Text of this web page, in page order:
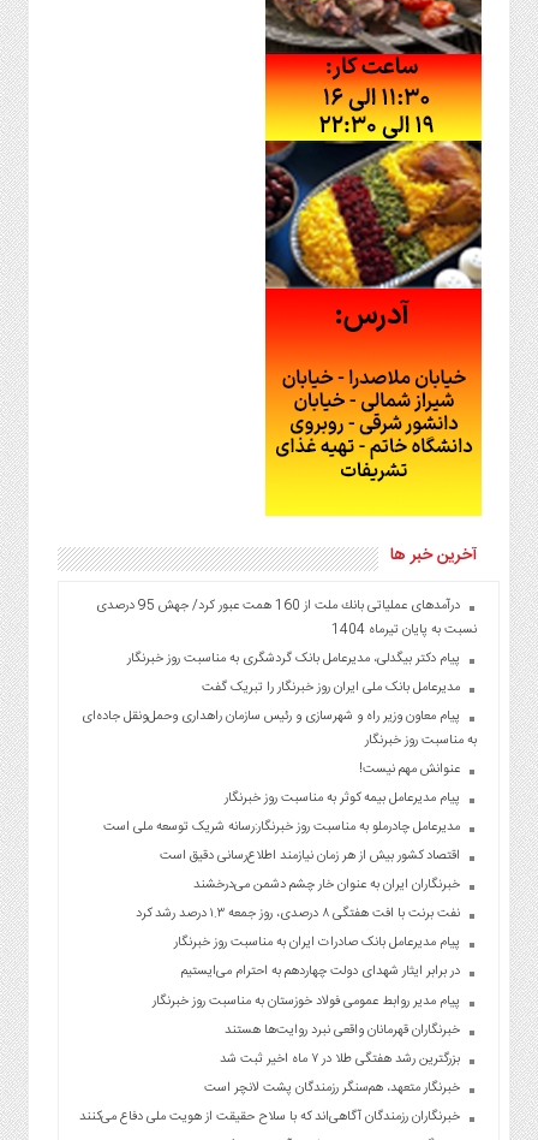
آخرین خبر ها
درآمدهای عملیاتی بانك ملت از 160 همت عبور كرد/ جهش 95 درصدی
نسبت به پایان تیرماه 1404
پیام دکتر بیگدلی، مدیرعامل بانک گردشگری به مناسبت روز خبرنگار
مدیرعامل بانک ملی ایران روز خبرنگار را تبریک گفت
پیام معاون وزیر راه و شهرسازی و رئیس سازمان راهداری وحمل‌ونقل جاده‌ای
به مناسبت روز خبرنگار
عنوانش مهم نیست!
پیام مدیرعامل بیمه کوثر به مناسبت روز خبرنگار
مدیرعامل چادرملو به مناسبت روز خبرنگار:رسانه شریک توسعه ملی است
اقتصاد کشور بیش از هر زمان نیازمند اطلاع‌رسانی دقیق است
خبرنگاران ایران به عنوان خار چشم دشمن می‌درخشند
نفت برنت با افت هفتگی ۸ درصدی، روز جمعه ۱.۳ درصد رشد کرد
پیام مدیرعامل بانک صادرات ایران به مناسبت روز خبرنگار
در برابر ایثار شهدای دولت چهاردهم به احترام می‌ایستیم
پیام مدیر روابط عمومی فولاد خوزستان به مناسبت روز خبرنگار
خبرنگاران قهرمانان واقعی نبرد روایت‌ها هستند
بزرگترین رشد هفتگی طلا در ۷ ماه اخیر ثبت شد
خبرنگار متعهد، هم‌سنگر رزمندگان پشت لانچر است
خبرنگاران رزمندگان آگاهی‌اند که با سلاح حقیقت از هویت ملی دفاع می‌کنند